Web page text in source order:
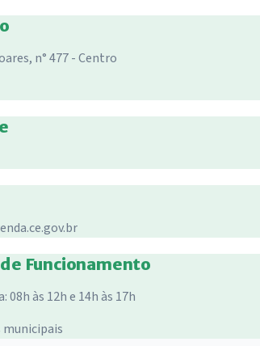
n° 477 - Centro
Funcionamento
08h às 12h e 14h às 17h
municipais